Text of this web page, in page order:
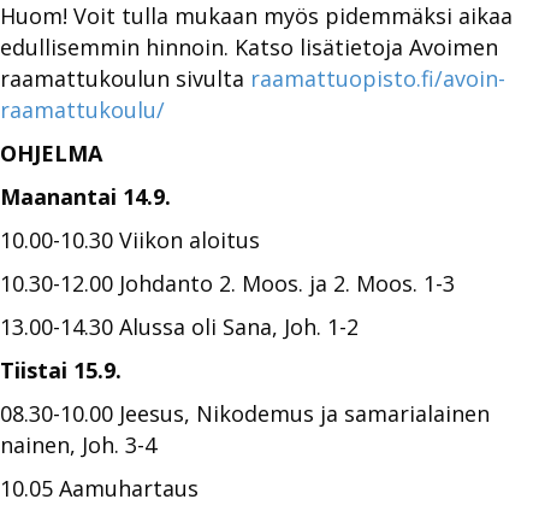
Huom! Voit tulla mukaan myös pidemmäksi aikaa
edullisemmin hinnoin. Katso lisätietoja Avoimen
raamattukoulun sivulta raamattuopisto.fi/avoin-
raamattukoulu/
OHJELMA
Maanantai 14.9.
10.00-10.30 Viikon aloitus
10.30-12.00 Johdanto 2. Moos. ja 2. Moos. 1-3
13.00-14.30 Alussa oli Sana, Joh. 1-2
Tiistai 15.9.
08.30-10.00 Jeesus, Nikodemus ja samarialainen
nainen, Joh. 3-4
10.05 Aamuhartaus